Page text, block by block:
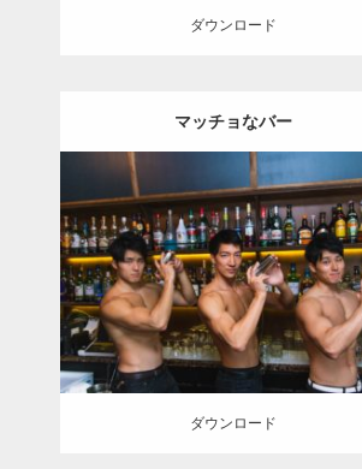
ダウンロード
マッチョなバー
Update:2021.07.6
Category:バーのマッチョ
ダウンロード
ダウンロード